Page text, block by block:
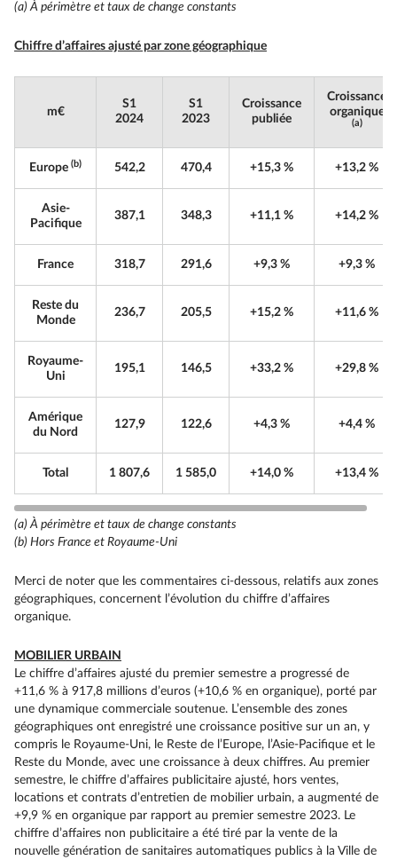
(a) À périmètre et taux de change constants
Chiffre d’affaires ajusté par zone géographique
m€
S1
2024
S1
2023
Croissance
publiée
Croissance
organique
(a)
Europe (b) 542,2 470,4 +15,3 % +13,2 %
Asie-
Pacifique
387,1 348,3 +11,1 % +14,2 %
France 318,7 291,6 +9,3 % +9,3 %
Reste du
Monde
236,7 205,5 +15,2 % +11,6 %
Royaume-
Uni
195,1 146,5 +33,2 % +29,8 %
Amérique
du Nord
127,9 122,6 +4,3 % +4,4 %
Total 1 807,6 1 585,0 +14,0 % +13,4 %
(a) À périmètre et taux de change constants
(b) Hors France et Royaume-Uni
Merci de noter que les commentaires ci-dessous, relatifs aux zones
géographiques, concernent l’évolution du chiffre d’affaires
organique.
MOBILIER URBAIN
Le chiffre d’affaires ajusté du premier semestre a progressé de
+11,6 % à 917,8 millions d’euros (+10,6 % en organique), porté par
une dynamique commerciale soutenue. L’ensemble des zones
géographiques ont enregistré une croissance positive sur un an, y
compris le Royaume-Uni, le Reste de l’Europe, l’Asie-Pacifique et le
Reste du Monde, avec une croissance à deux chiffres. Au premier
semestre, le chiffre d’affaires publicitaire ajusté, hors ventes,
locations et contrats d’entretien de mobilier urbain, a augmenté de
+9,9 % en organique par rapport au premier semestre 2023. Le
chiffre d’affaires non publicitaire a été tiré par la vente de la
nouvelle génération de sanitaires automatiques publics à la Ville de